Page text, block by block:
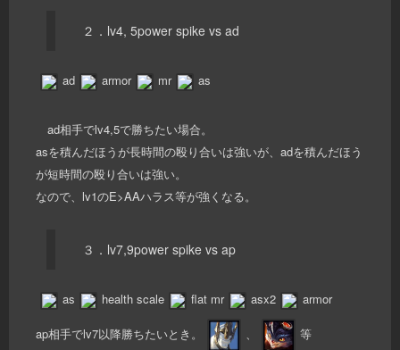
２．lv4, 5power spike vs ad
ad armor mr as
ad相手でlv4,5で勝ちたい場合。
asを積んだほうが長時間の殴り合いは強いが、adを積んだほう
が短時間の殴り合いは強い。
なので、lv1のE>AAハラス等が強くなる。
３．lv7,9power spike vs ap
as health scale flat mr asx2 armor
ap相手でlv7以降勝ちたいとき。 、 等